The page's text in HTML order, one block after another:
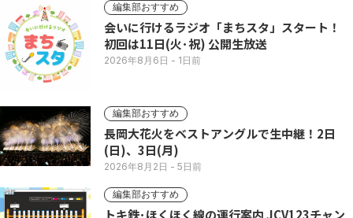
編集部おすすめ
会いに行けるラジオ「まちスタ」スタート！
初回は11日(火･祝) 公開生放送
2026年8月6日 - 1日前
編集部おすすめ
長岡大花火をベストアングルで生中継！2日
(日)、3日(月)
2026年8月2日 - 5日前
編集部おすすめ
トキ鉄･ほくほく線の運行案内 JCV123チャン